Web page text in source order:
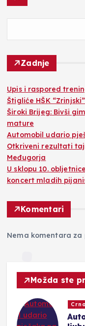
Zadnje
​Upis i raspored
Štigliće HŠK
Široki Brijeg: Bivši
mature
Automobil udario
Otkriveni rezultati
Međugorja
U sklopu 10.
koncert mladih
Komentari
Nema komentara za
Možda ste